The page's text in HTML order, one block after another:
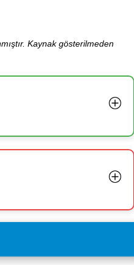
Kaynak gösterilmeden